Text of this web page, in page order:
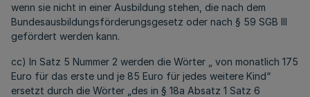
wenn sie nicht in einer Ausbildung stehen, die nach dem
Bundesausbildungsförderungsgesetz oder nach § 59 SGB III
gefördert werden kann.
cc) In Satz 5 Nummer 2 werden die Wörter „ von monatlich 175
Euro für das erste und je 85 Euro für jedes weitere Kind“
ersetzt durch die Wörter „des in § 18a Absatz 1 Satz 6